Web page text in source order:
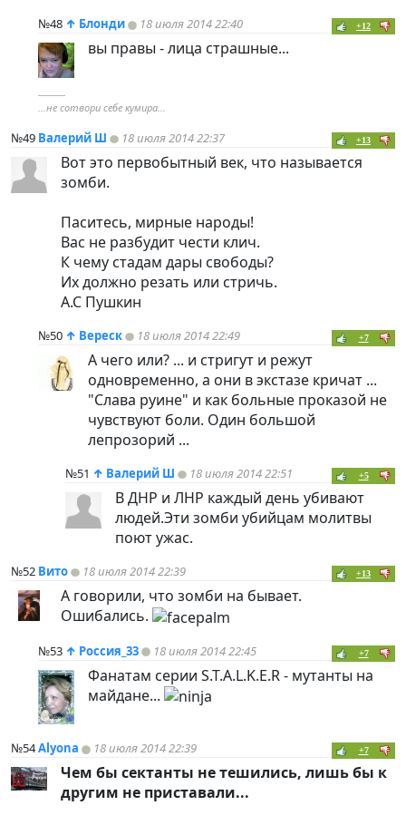
№48 ↑ Блонди 18 июля 2014 22:40 +12
вы правы - лица страшные...
----------
...не сотвори себе кумира...
№49 Валерий Ш 18 июля 2014 22:37 +13
Вот это первобытный век, что называется
зомби.
Паситесь, мирные народы!
Вас не разбудит чести клич.
К чему стадам дары свободы?
Их должно резать или стричь.
А.С Пушкин
№50 ↑ Вереск 18 июля 2014 22:49 +7
А чего или? ... и стригут и режут
одновременно, а они в экстазе кричат ...
"Слава руине" и как больные проказой не
чувствуют боли. Один большой
лепрозорий ...
№51 ↑ Валерий Ш 18 июля 2014 22:51 +5
В ДНР и ЛНР каждый день убивают
людей.Эти зомби убийцам молитвы
поют ужас.
№52 Вито 18 июля 2014 22:39 +13
А говорили, что зомби на бывает.
Ошибались.
№53 ↑ Россия_33 18 июля 2014 22:45 +7
Фанатам серии S.T.A.L.K.E.R - мутанты на
майдане...
№54Alyona 18 июля 2014 22:39 +7
Чем бы сектанты не тешились, лишь бы к
другим не приставали...